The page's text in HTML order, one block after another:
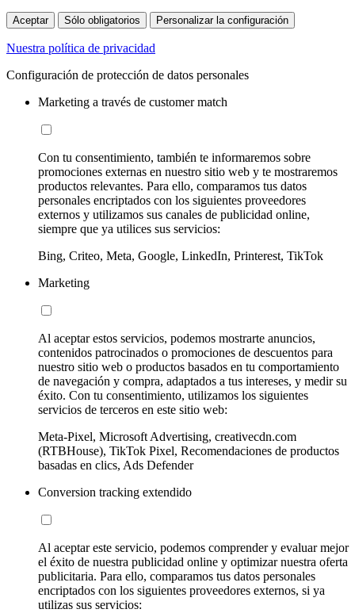
Aceptar Sólo obligatorios Personalizar la configuración
Nuestra política de privacidad
Configuración de protección de datos personales
Marketing a través de customer match
Con tu consentimiento, también te informaremos sobre
promociones externas en nuestro sitio web y te mostraremos
productos relevantes. Para ello, comparamos tus datos
personales encriptados con los siguientes proveedores
externos y utilizamos sus canales de publicidad online,
siempre que ya utilices sus servicios:
Bing, Criteo, Meta, Google, LinkedIn, Printerest, TikTok
Marketing
Al aceptar estos servicios, podemos mostrarte anuncios,
contenidos patrocinados o promociones de descuentos para
nuestro sitio web o productos basados en tu comportamiento
de navegación y compra, adaptados a tus intereses, y medir su
éxito. Con tu consentimiento, utilizamos los siguientes
servicios de terceros en este sitio web:
Meta-Pixel, Microsoft Advertising, creativecdn.com
(RTBHouse), TikTok Pixel, Recomendaciones de productos
basadas en clics, Ads Defender
Conversion tracking extendido
Al aceptar este servicio, podemos comprender y evaluar mejor
el éxito de nuestra publicidad online y optimizar nuestra oferta
publicitaria. Para ello, comparamos tus datos personales
encriptados con los siguientes proveedores externos, si ya
utilizas sus servicios: